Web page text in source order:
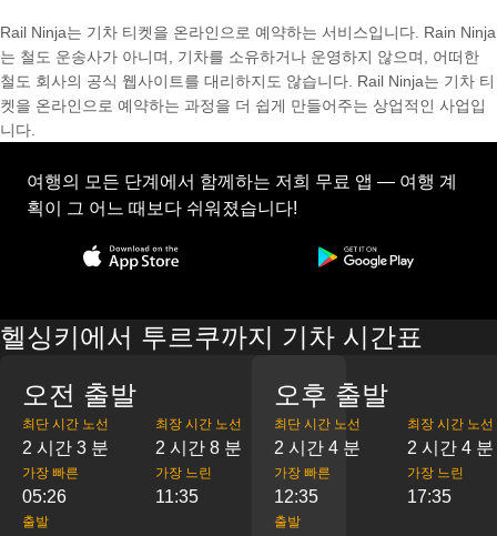
Rail Ninja는 기차 티켓을 온라인으로 예약하는 서비스입니다. Rain Ninja
는 철도 운송사가 아니며, 기차를 소유하거나 운영하지 않으며, 어떠한
철도 회사의 공식 웹사이트를 대리하지도 않습니다. Rail Ninja는 기차 티
켓을 온라인으로 예약하는 과정을 더 쉽게 만들어주는 상업적인 사업입
니다.
여행의 모든 단계에서 함께하는 저희 무료 앱 — 여행 계
획이 그 어느 때보다 쉬워졌습니다!
헬싱키에서 투르쿠까지 기차 시간표
오전 출발
최단 시간 노선
2 시간 3 분
최장 시간 노선
2 시간 8 분
가장 빠른
05:26
가장 느린
11:35
출발
오후 출발
최단 시간 노선
2 시간 4 분
최장 시간 노선
2 시간 4 분
가장 빠른
12:35
가장 느린
17:35
출발